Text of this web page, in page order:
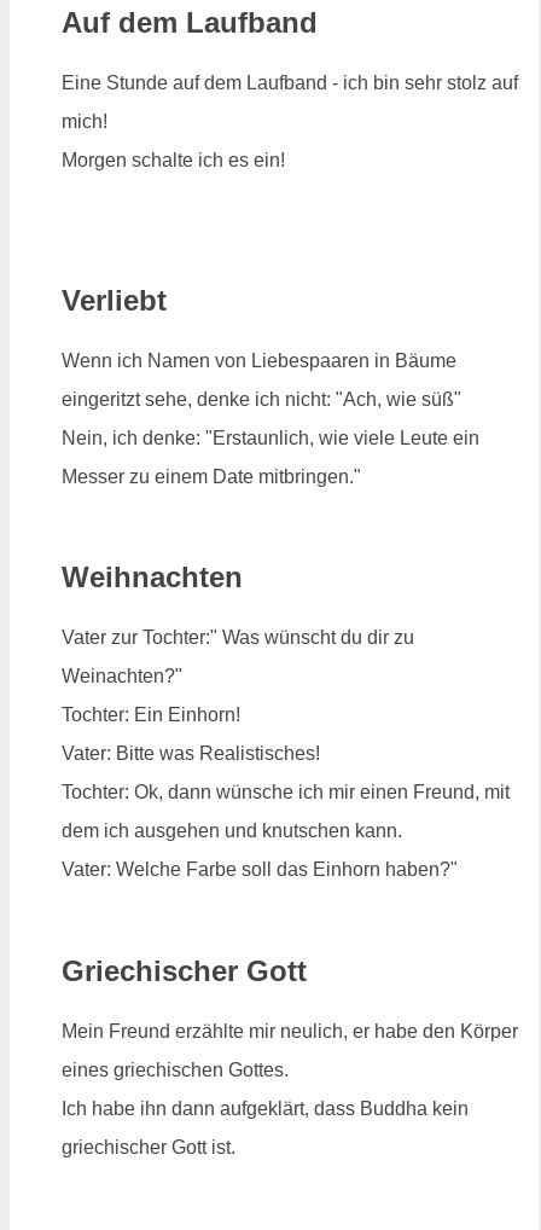
Auf dem Laufband
Eine Stunde auf dem Laufband - ich bin sehr stolz auf
mich!
Morgen schalte ich es ein!
Verliebt
Wenn ich Namen von Liebespaaren in Bäume
eingeritzt sehe, denke ich nicht: "Ach, wie süß"
Nein, ich denke: "Erstaunlich, wie viele Leute ein
Messer zu einem Date mitbringen."
Weihnachten
Vater zur Tochter:" Was wünscht du dir zu
Weinachten?"
Tochter: Ein Einhorn!
Vater: Bitte was Realistisches!
Tochter: Ok, dann wünsche ich mir einen Freund, mit
dem ich ausgehen und knutschen kann.
Vater: Welche Farbe soll das Einhorn haben?"
Griechischer Gott
Mein Freund erzählte mir neulich, er habe den Körper
eines griechischen Gottes.
Ich habe ihn dann aufgeklärt, dass Buddha kein
griechischer Gott ist.